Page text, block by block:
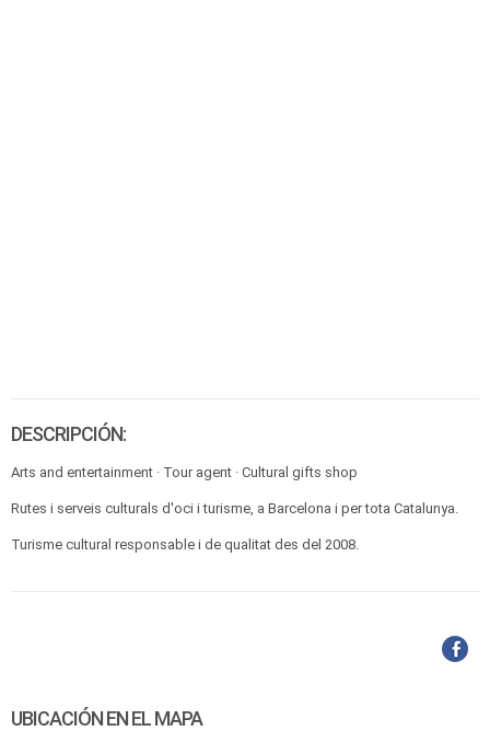
DESCRIPCIÓN:
Arts and entertainment · Tour agent · Cultural gifts shop
Rutes i serveis culturals d'oci i turisme, a Barcelona i per tota Catalunya.
Turisme cultural responsable i de qualitat des del 2008.
UBICACIÓN EN EL MAPA